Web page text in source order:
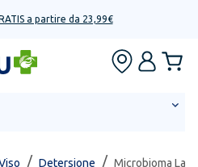
a partire da 23,99€
/ Detersione / Microbioma